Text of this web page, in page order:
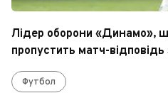
Лідер оборони «Динамо»,
пропустить матч-відповідь
Футбол